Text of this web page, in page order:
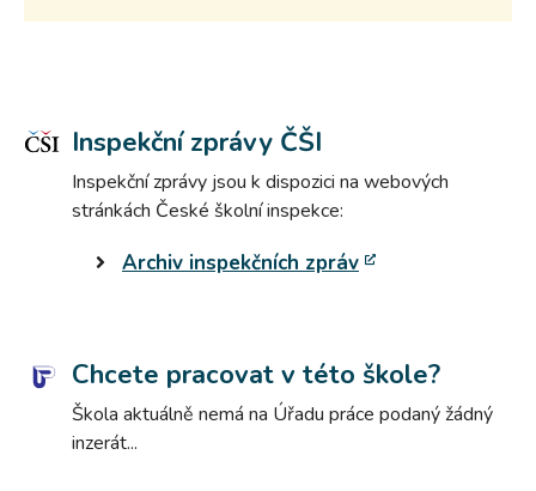
Inspekční zprávy ČŠI
Inspekční zprávy jsou k dispozici na webových
stránkách České školní inspekce:
Archiv inspekčních zpráv
Chcete pracovat v této škole?
Škola aktuálně nemá na Úřadu práce podaný žádný
inzerát...